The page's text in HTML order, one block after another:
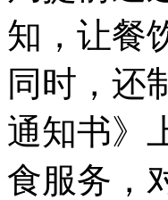
知，让餐
同时，还
通知书》
食服务，